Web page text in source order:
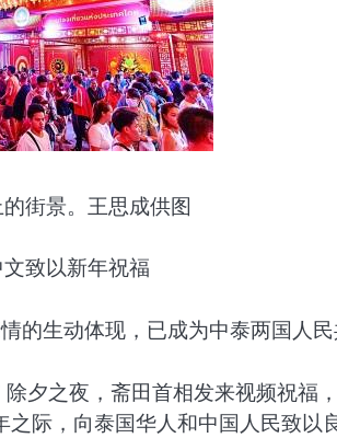
街景。王思成供图
致以新年祝福
的生动体现，已成为中泰两国人
夕之夜，斋田首相发来视频祝福
际，向泰国华人和中国人民致以